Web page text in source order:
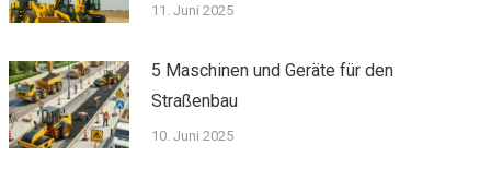
11. Juni 2025
5 Maschinen und Geräte für den
Straßenbau
10. Juni 2025